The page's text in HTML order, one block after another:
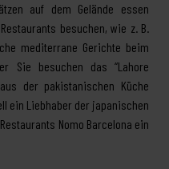
auf dem Gelände essen
besuchen, wie z. B.
mediterrane Gerichte beim
Sie besuchen das “Lahore
der pakistanischen Küche
ein Liebhaber der japanischen
Nomo Barcelona ein